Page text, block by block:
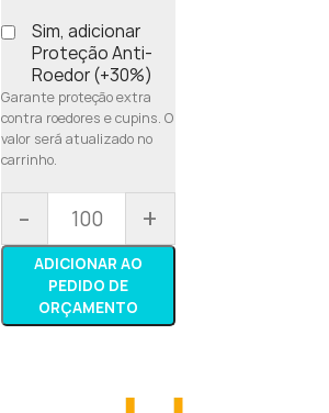
Sim, adicionar
Proteção Anti-
Roedor (+30%)
Garante proteção extra
contra roedores e cupins. O
valor será atualizado no
carrinho.
- +
ADICIONAR AO
PEDIDO DE
ORÇAMENTO